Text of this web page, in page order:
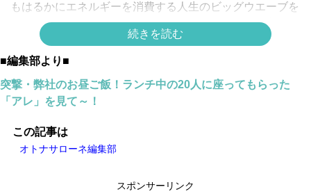
もはるかにエネルギーを消費する人生のビッグウエーブを
しなやかに乗り越えたつわ者をお招きして、離婚の実態に
グイグイ迫り、知見を深めていく新シリーズ「なぜ彼女は
離婚したのか？」。アンコールの声にお答えしてリバイバ
【なぜ彼女は離婚したのか？#33・みよ
続きを読む
■編集部より■
突撃・弊社のお昼ご飯！ランチ中の20人に座ってもらった
「アレ」を見て～！
この記事は
オトナサローネ編集部
スポンサーリンク